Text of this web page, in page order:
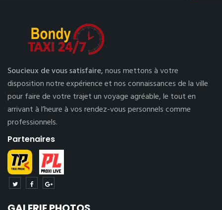
Soucieux de vous satisfaire,nous mettons à votre
disposition notre expérience et nos connaissances de la ville
pour faire de votre trajet un voyage agréable, le tout en
arrivant à l’heure à vos rendez-vous personnels comme
professionnels.
Partenaires